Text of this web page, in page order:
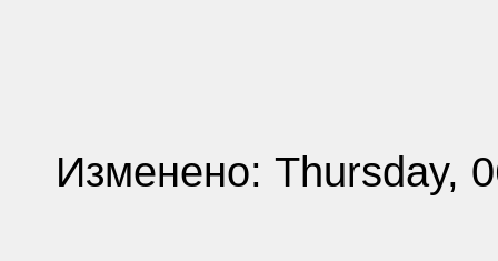
Изменено: Thursday,